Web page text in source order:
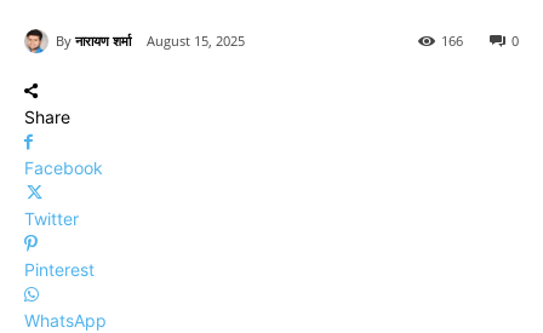
By नारायण शर्मा August 15, 2025 0
166
Share
Facebook
Twitter
Pinterest
WhatsApp